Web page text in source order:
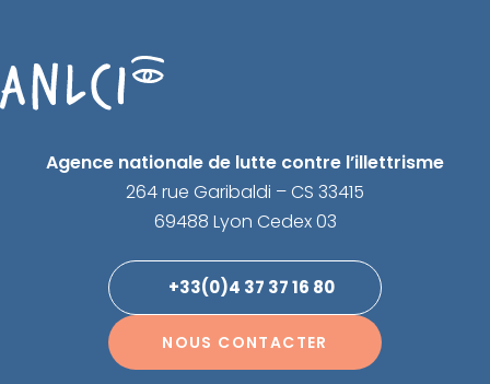
Agence nationale de lutte contre l’illettrisme
264 rue Garibaldi – CS 33415
69488 Lyon Cedex 03
+33(0)4 37 37 16 80
NOUS CONTACTER